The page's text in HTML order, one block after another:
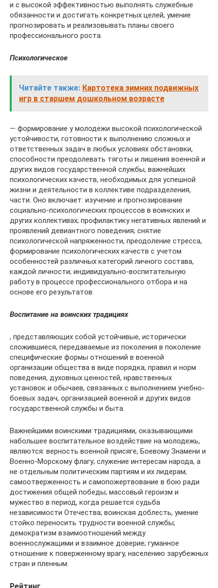
и с высокой эффективностью выполнять служебные
обязанности и достигать конкретных целей, умение
прогнозировать и реализовывать планы своего
профессионального роста.
Психологическое
Читайте также: Картотека зимних подвижных
игр в старшем дошкольном возрасте
— формирование у молодежи высокой психологической
устойчивости, готовности к выполнению сложных и
ответственных задач в любых условиях обстановки,
способности преодолевать тяготы и лишения военной и
других видов государственной службы, важнейших
психологических качеств, необходимых для успешной
жизни и деятельности в коллективе подразделения,
части. Оно включает: изучение и прогнозирование
социально-психологических процессов в воинских и
других коллективах; профилактику негативных явлений и
проявлений девиантного поведения; снятие
психологической напряженности, преодоление стресса,
формирование психологических качеств с учетом
особенностей различных категорий личного состава,
каждой личности; индивидуально-воспитательную
работу в процессе профессионального отбора и на
основе его результатов.
Воспитание на воинских традициях
, представляющих собой устойчивые, исторически
сложившиеся, передаваемые из поколения в поколение
специфические формы отношений в военной
организации общества в виде порядка, правил и норм
поведения, духовных ценностей, нравственных
установок и обычаев, связанных с выполнением учебно-
боевых задач, организацией военной и других видов
государственной службы и быта.
Важнейшими воинскими традициями, оказывающими
набольшее воспитательное воздействие на молодежь,
являются: верность военной присяге, Боевому Знамени и
Военно-Морскому флагу; служение интересам народа, а
не отдельным политическим партиям и их лидерам;
самоотверженность и самопожертвование в бою ради
достижения общей победы; массовый героизм и
мужество в период, когда решается судьба
независимости Отечества; воинская доблесть, умение
стойко переносить трудности военной службы;
демократизм взаимоотношений между
военнослужащими и взаимное доверие; гуманное
отношение к поверженному врагу, населению зарубежных
стран и пленным.